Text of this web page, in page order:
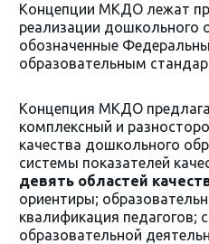
Концепции МКДО лежат
реализации дошкольного
обозначенные
образовательным
Концепция МКДО
комплексный и
качества дошкольного
системы показателей
девять областей
ориентиры;
квалификация педагогов;
образовательной